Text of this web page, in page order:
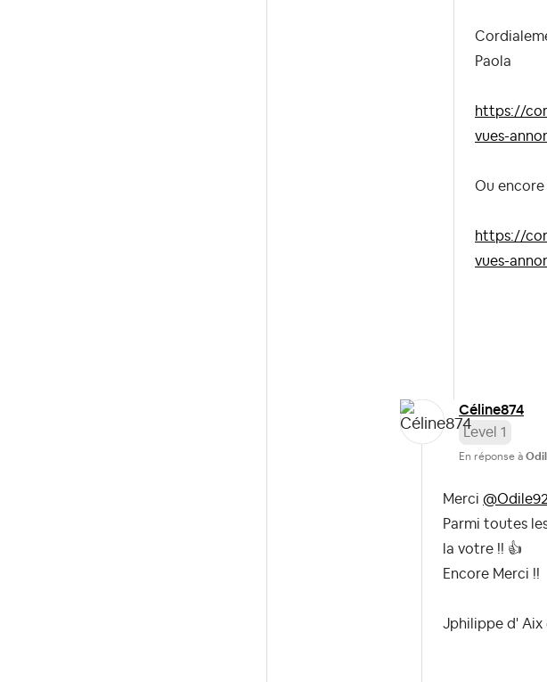
Paola
https://
vues-
Ou encore
https://
vues-
Céline874
Level 1
En réponse à
Merci
Parmi toutes
la votre !! 👍
Encore Merci !!
Jphilippe d' Aix